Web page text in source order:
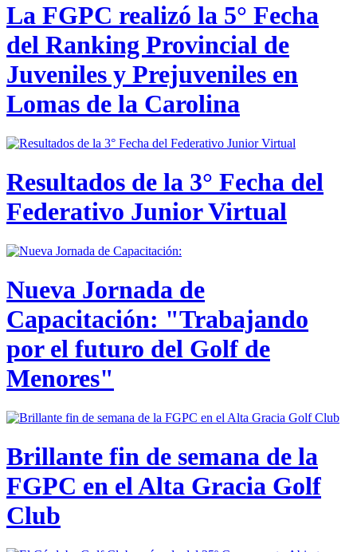
La FGPC realizó la 5° Fecha
del Ranking Provincial de
Juveniles y Prejuveniles en
Lomas de la Carolina
Resultados de la 3° Fecha del
Federativo Junior Virtual
Nueva Jornada de
Capacitación: "Trabajando
por el futuro del Golf de
Menores"
Brillante fin de semana de la
FGPC en el Alta Gracia Golf
Club